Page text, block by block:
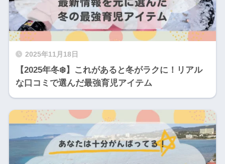
2025年11月18日
【2025年冬❄️】これがあると冬がラクに！リアル
な口コミで選んだ最強育児アイテム